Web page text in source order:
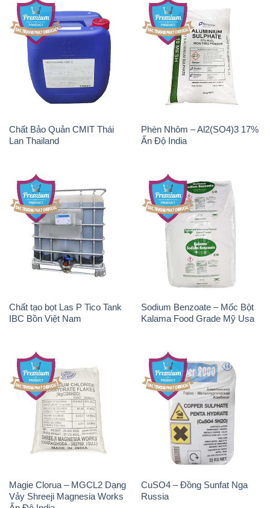
Chất Bảo Quản CMIT Thái
Lan Thailand
Phèn Nhôm – Al2(SO4)3 17%
Ấn Độ India
Chất tạo bọt Las P Tico Tank
IBC Bồn Việt Nam
Sodium Benzoate – Mốc Bột
Kalama Food Grade Mỹ Usa
Magie Clorua – MGCL2 Dạng
Vảy Shreeji Magnesia Works
CuSO4 – Đồng Sunfat Nga
Russia